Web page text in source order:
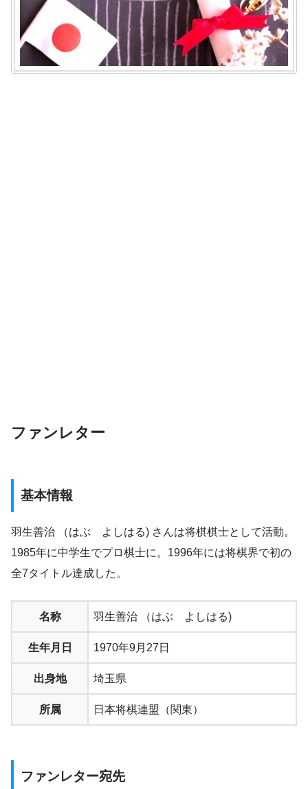
ファンレター
基本情報
羽生善治 （はぶ よしはる) さんは将棋棋士として活動。
1985年に中学生でプロ棋士に。1996年には将棋界で初の
全7タイトル達成した。
名称 羽生善治 （はぶ よしはる)
生年月日 1970年9月27日
出身地 埼玉県
所属 日本将棋連盟（関東）
ファンレター宛先